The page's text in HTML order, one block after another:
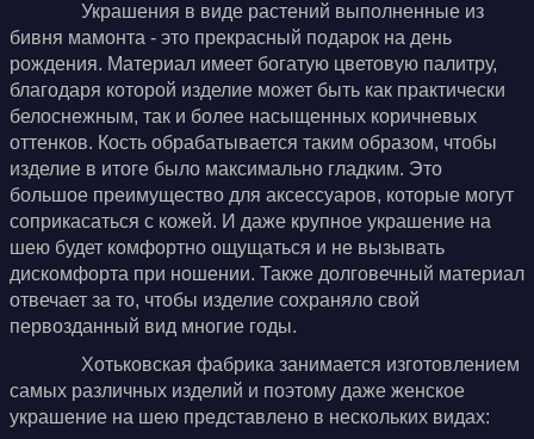
Украшения в виде растений выполненные из
бивня мамонта - это прекрасный подарок на день
рождения. Материал имеет богатую цветовую палитру,
благодаря которой изделие может быть как практически
белоснежным, так и более насыщенных коричневых
оттенков. Кость обрабатывается таким образом, чтобы
изделие в итоге было максимально гладким. Это
большое преимущество для аксессуаров, которые могут
соприкасаться с кожей. И даже крупное украшение на
шею будет комфортно ощущаться и не вызывать
дискомфорта при ношении. Также долговечный материал
отвечает за то, чтобы изделие сохраняло свой
первозданный вид многие годы.
Хотьковская фабрика занимается изготовлением
самых различных изделий и поэтому даже женское
украшение на шею представлено в нескольких видах: